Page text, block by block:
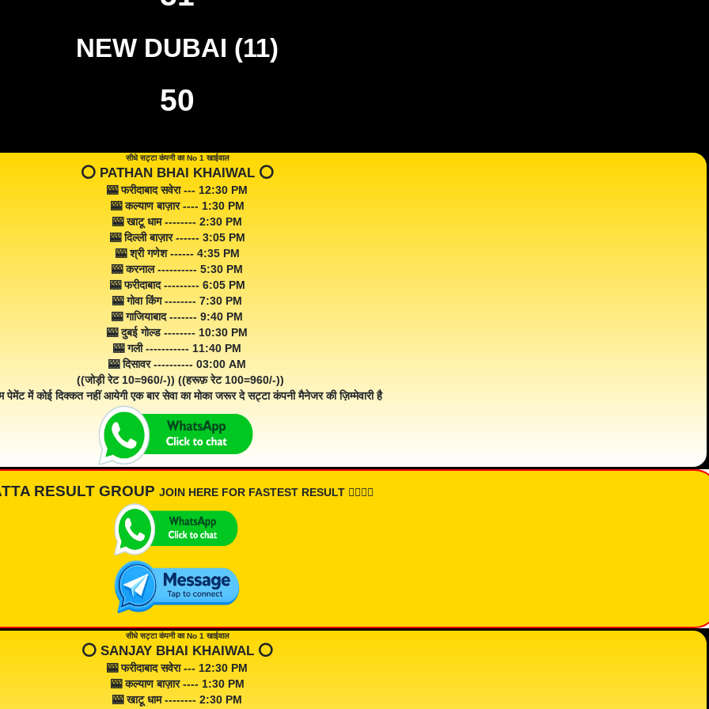
NEW DUBAI (11)
50
सीधे सट्टा कंपनी का No 1 खाईवाल
⭕️ PATHAN BHAI KHAIWAL ⭕️
🎰 फरीदाबाद सवेरा --- 12:30 PM
🎰 कल्याण बाज़ार ---- 1:30 PM
🎰 खाटू धाम -------- 2:30 PM
🎰 दिल्ली बाज़ार ------ 3:05 PM
🎰 श्री गणेश ------ 4:35 PM
🎰 करनाल ---------- 5:30 PM
🎰 फरीदाबाद --------- 6:05 PM
🎰 गोवा किंग -------- 7:30 PM
🎰 गाजियाबाद ------- 9:40 PM
🎰 दुबई गोल्ड -------- 10:30 PM
🎰 गली ----------- 11:40 PM
🎰 दिसावर ---------- 03:00 AM
((जोड़ी रेट 10=960/-)) ((हरूफ़ रेट 100=960/-))
पेमेंट में कोई दिक्कत नहीं आयेगी एक बार सेवा का मोका जरूर दे सट्टा कंपनी मैनेजर की ज़िम्मेवारी है
RESULT GROUP JOIN HERE FOR FASTEST RESULT 👇🏾👇🏾
सीधे सट्टा कंपनी का No 1 खाईवाल
⭕️ SANJAY BHAI KHAIWAL ⭕️
🎰 फरीदाबाद सवेरा --- 12:30 PM
🎰 कल्याण बाज़ार ---- 1:30 PM
🎰 खाटू धाम -------- 2:30 PM